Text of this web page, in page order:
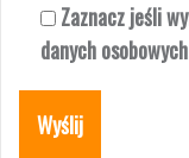
Zaznacz jeśli
danych